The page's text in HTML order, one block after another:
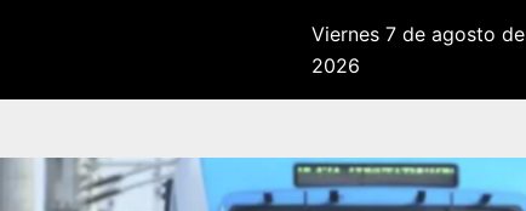
Viernes 7 de agosto de
2026